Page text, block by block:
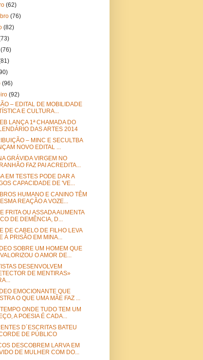
(62)
(76)
(82)
(76)
(96)
(92)
– EDITAL DE MOBILIDADE
E CULTURA...
LANÇA 1ª CHAMADA DO
DAS ARTES 2014
– MINC E SECULTBA
NOVO EDITAL ...
GRÁVIDA VIRGEM NO
FAZ PAI ACREDITA...
EM TESTES PODE DAR A
CAPACIDADE DE 'VE...
HUMANO E CANINO TÊM
REAÇÃO A VOZE...
FRITA OU ASSADA AUMENTA
DE DEMÊNCIA, D...
DE CABELO DE FILHO LEVA
À PRISÃO EM MINA...
SOBRE UM HOMEM QUE
O AMOR DE...
DESENVOLVEM
DE MENTIRAS»
EMOCIONANTE QUE
O QUE UMA MÃE FAZ ...
ONDE TUDO TEM UM
A POESIA É CADA...
D´ESCRITAS BATEU
DE PÚBLICO
DESCOBREM LARVA EM
DE MULHER COM DO...